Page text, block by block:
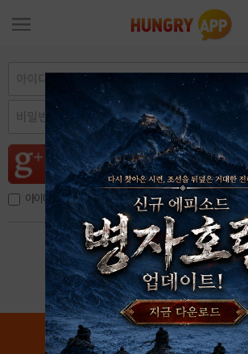
아이디, 이메일 저장
아이디 / 비밀번호 찾기 회원